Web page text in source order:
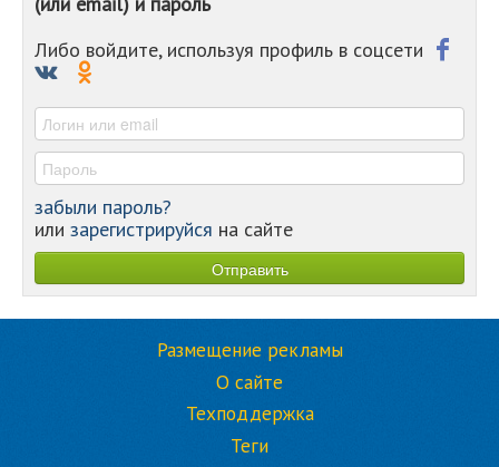
-
Либо войдите, используя профиль в соцсети
забыли пароль?
или зарегистрируйся на сайте
Размещение рекламы
О сайте
Техподдержка
Теги